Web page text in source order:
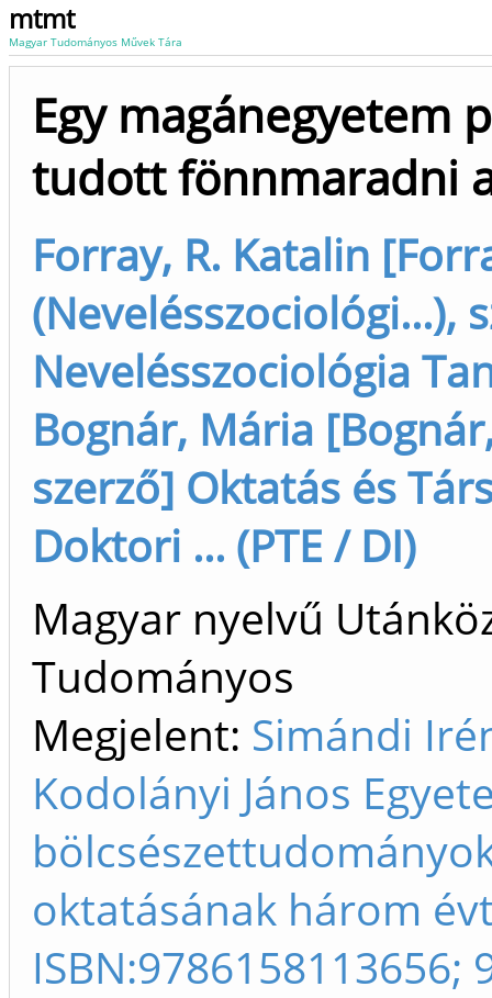
mtmt
Magyar Tudományos Művek Tára
Egy magánegyetem
tudott fönnmaradni
Forray, R. Katalin
(Nevelésszociológi...),
Nevelésszociológia
Bognár, Mária
szerző] Oktatás és
Doktori ... (PTE / DI)
Magyar nyelvű
Tudományos
Megjelent: Simándi
Kodolányi János
oktatásának három
ISBN:9786158113656;